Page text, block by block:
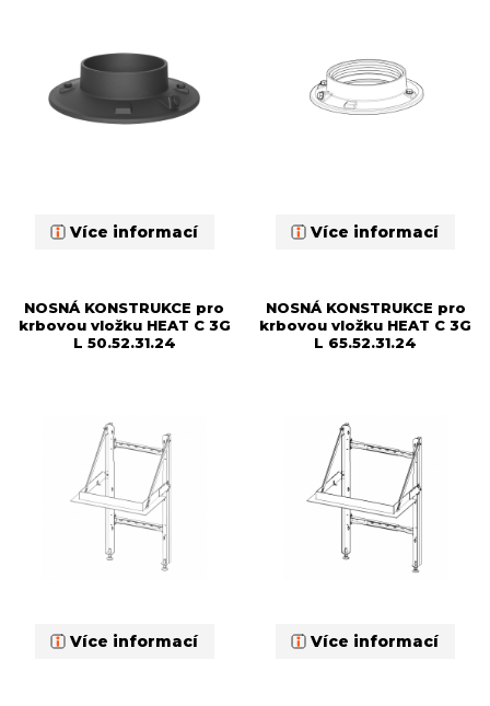
Více informací Více informací
NOSNÁ KONSTRUKCE pro
krbovou vložku HEAT C 3G
L 50.52.31.24
Více informací
NOSNÁ KONSTRUKCE pro
krbovou vložku HEAT C 3G
L 65.52.31.24
Více informací